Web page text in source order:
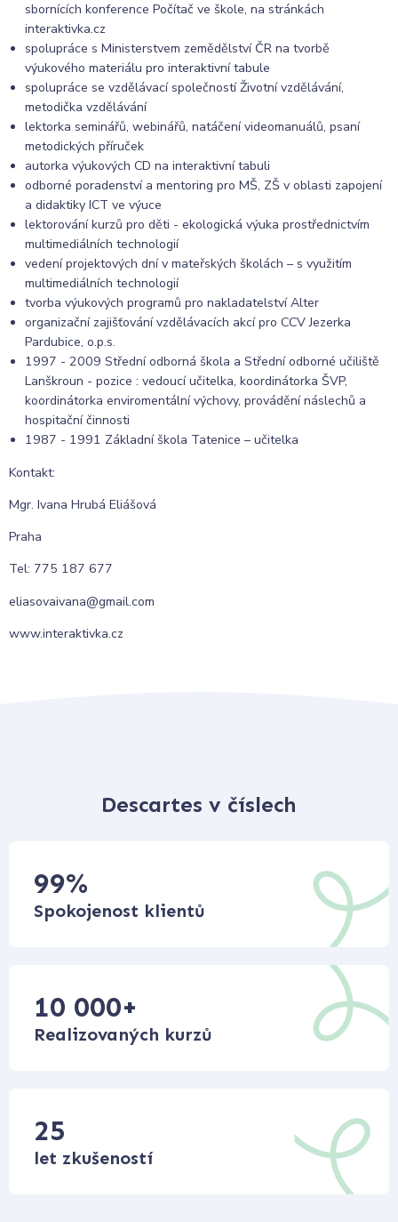
sbornících konference Počítač ve škole, na stránkách
interaktivka.cz
spolupráce s Ministerstvem zemědělství ČR na tvorbě
výukového materiálu pro interaktivní tabule
spolupráce se vzdělávací společností Životní vzdělávání,
metodička vzdělávání
lektorka seminářů, webinářů, natáčení videomanuálů, psaní
metodických příruček
autorka výukových CD na interaktivní tabuli
odborné poradenství a mentoring pro MŠ, ZŠ v oblasti zapojení
a didaktiky ICT ve výuce
lektorování kurzů pro děti - ekologická výuka prostřednictvím
multimediálních technologií
vedení projektových dní v mateřských školách – s využitím
multimediálních technologií
tvorba výukových programů pro nakladatelství Alter
organizační zajišťování vzdělávacích akcí pro CCV Jezerka
Pardubice, o.p.s.
1997 - 2009 Střední odborná škola a Střední odborné učiliště
Lanškroun - pozice : vedoucí učitelka, koordinátorka ŠVP,
koordinátorka enviromentální výchovy, provádění náslechů a
hospitační činnosti
1987 - 1991 Základní škola Tatenice – učitelka
Kontakt:
Mgr. Ivana Hrubá Eliášová
Praha
Tel: 775 187 677
eliasovaivana@gmail.com
www.interaktivka.cz
Descartes v číslech
99%
Spokojenost klientů
10 000+
Realizovaných kurzů
25
let zkušeností